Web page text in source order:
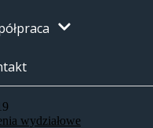
wydziałowe